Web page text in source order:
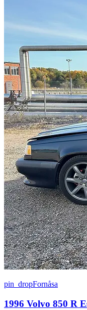
pin_dropFornåsa
1996 Volvo 850 R